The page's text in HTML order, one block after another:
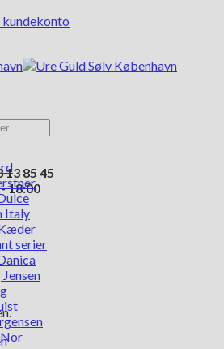
kundekonto
13 85 45
18:00
Italy
serier